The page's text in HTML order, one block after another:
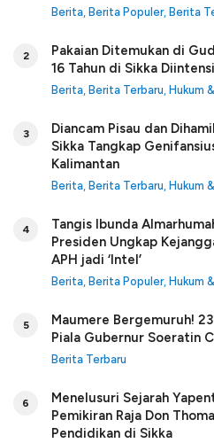
Berita, Berita Populer, Berita
2
Pakaian Ditemukan di
16 Tahun di Sikka
Berita, Berita Terbaru, Hukum
3
Diancam Pisau dan
Sikka Tangkap
Kalimantan
Berita, Berita Terbaru, Hukum
4
Tangis Ibunda
Presiden Ungkap
APH jadi ‘Intel’
Berita, Berita Populer, Hukum
5
Maumere Bergemuruh!
Piala Gubernur Soeratin
Berita Terbaru
6
Menelusuri Sejarah
Pemikiran Raja Don
Pendidikan di Sikka